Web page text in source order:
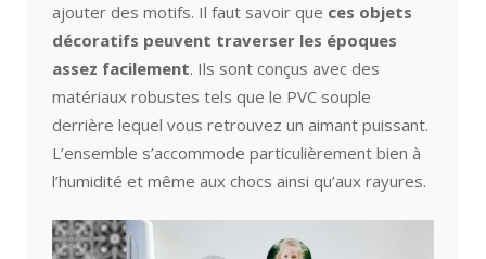
ajouter des motifs. Il faut savoir que ces objets
décoratifs peuvent traverser les époques
assez facilement. Ils sont conçus avec des
matériaux robustes tels que le PVC souple
derrière lequel vous retrouvez un aimant puissant.
L’ensemble s’accommode particulièrement bien à
l’humidité et même aux chocs ainsi qu’aux rayures.